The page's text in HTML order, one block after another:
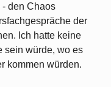
- den Chaos
der
Ich hatte keine
sein würde, wo es
kommen würden.